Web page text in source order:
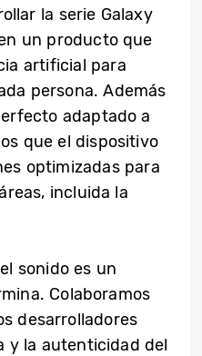
la serie Galaxy
un producto que
artificial para
persona. Además
adaptado a
que el dispositivo
optimizadas para
incluida la
sonido es un
Colaboramos
desarrolladores
y la autenticidad del